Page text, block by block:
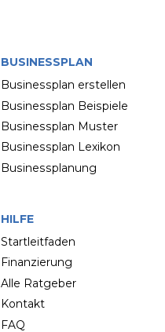
BUSINESSPLAN
Businessplan erstellen
Businessplan Beispiele
Businessplan Muster
Businessplan Lexikon
Businessplanung
HILFE
Startleitfaden
Finanzierung
Alle Ratgeber
Kontakt
FAQ